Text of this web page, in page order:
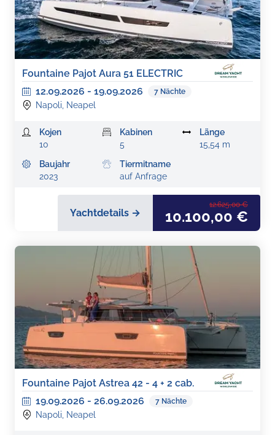
Fountaine Pajot Aura 51 ELECTRIC
12.09.2026 - 19.09.2026 7 Nächte
Napoli, Neapel
Kojen
10
Kabinen
5
Länge
15,54 m
Baujahr
2023
Tiermitname
auf Anfrage
Yachtdetails →
12.625,00 €
10.100,00 €
Fountaine Pajot Astrea 42 - 4 + 2 cab.
19.09.2026 - 26.09.2026 7 Nächte
Napoli, Neapel